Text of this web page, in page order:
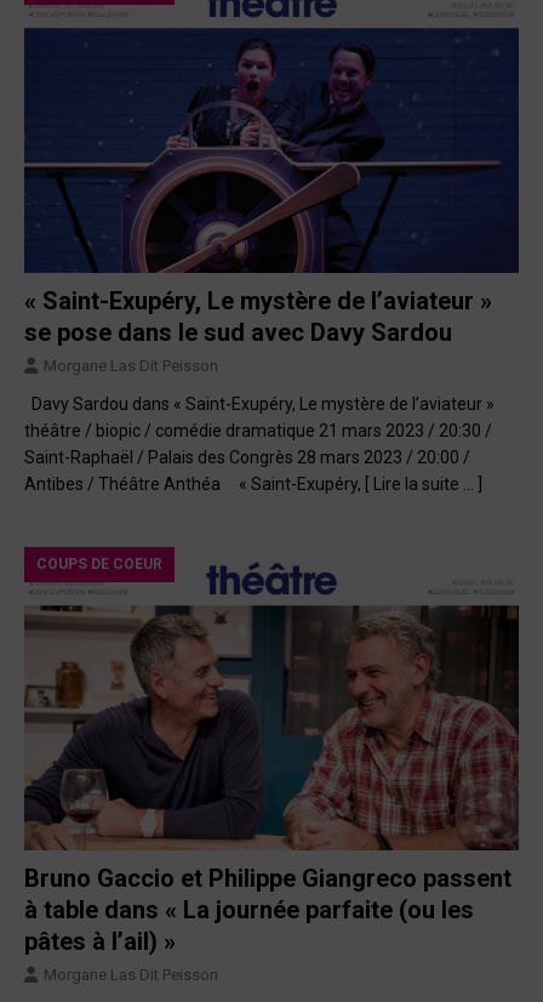
« Saint-Exupéry, Le mystère de l’aviateur »
se pose dans le sud avec Davy Sardou
Morgane Las Dit Peisson
Davy Sardou dans « Saint-Exupéry, Le mystère de l’aviateur »
théâtre / biopic / comédie dramatique 21 mars 2023 / 20:30 /
Saint-Raphaël / Palais des Congrès 28 mars 2023 / 20:00 /
Antibes / Théâtre Anthéa « Saint-Exupéry,
[ Lire la suite … ]
COUPS DE COEUR
Bruno Gaccio et Philippe Giangreco passent
à table dans « La journée parfaite (ou les
pâtes à l’ail) »
Morgane Las Dit Peisson